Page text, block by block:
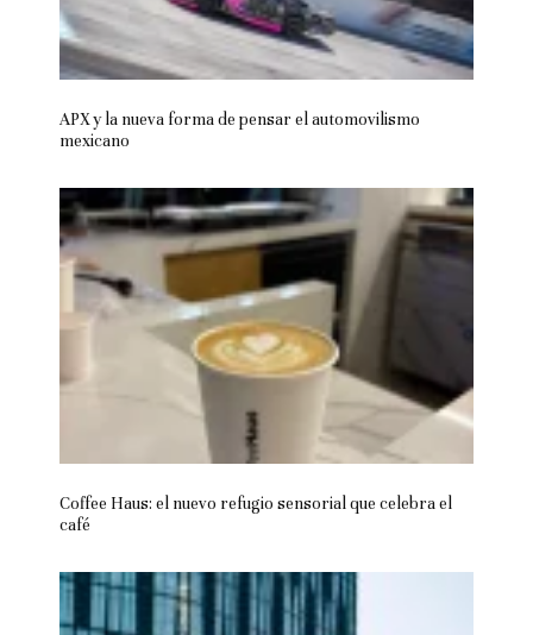
APX y la nueva forma de pensar el automovilismo
mexicano
Coffee Haus: el nuevo refugio sensorial que celebra el
café